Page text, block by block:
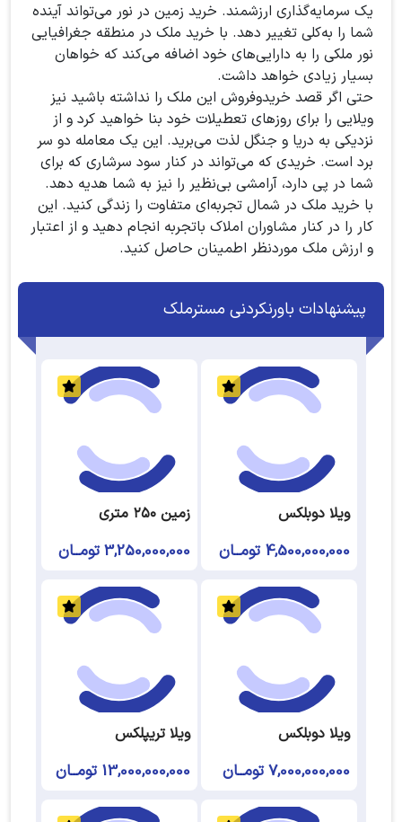
یک سرمایه‌گذاری ارزشمند. خرید زمین در نور می‌تواند آینده
شما را به‌کلی تغییر دهد. با خرید ملک در منطقه جغرافیایی
نور ملکی را به دارایی‌های خود اضافه می‌کند که خواهان
بسیار زیادی خواهد داشت.
حتی اگر قصد خریدوفروش این ملک را نداشته باشید نیز
ویلایی را برای روزهای تعطیلات خود بنا خواهید کرد و از
نزدیکی به دریا و جنگل لذت می‌برید. این یک معامله دو سر
برد است. خریدی که می‌تواند در کنار سود سرشاری که برای
شما در پی دارد، آرامشی بی‌نظیر را نیز به شما هدیه دهد.
با خرید ملک در شمال تجربه‌ای متفاوت را زندگی کنید. این
کار را در کنار مشاوران املاک باتجربه انجام دهید و از اعتبار
و ارزش ملک موردنظر اطمینان حاصل کنید.
پیشنهادات باورنکردنی مسترملک
ویلا دوبلکس
4,500,000,000 تومــان
زمین ۲۵۰ متری
3,250,000,000 تومــان
ویلا دوبلکس
7,000,000,000 تومــان
ویلا تریپلکس
13,000,000,000 تومــان